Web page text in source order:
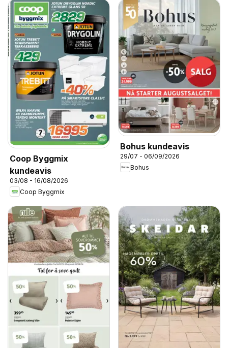
Coop Byggmix
kundeavis
03/08 - 16/08/2026
Coop Byggmix
Bohus kundeavis
29/07 - 06/09/2026
Bohus